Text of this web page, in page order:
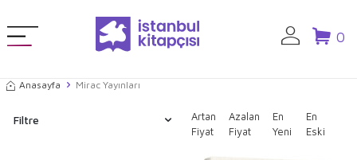
0
Anasayfa Mirac Yayınları
Filtre
Artan
Fiyat
Azalan
Fiyat
En
Yeni
En
Eski